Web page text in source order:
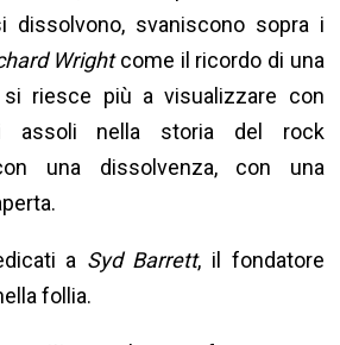
dissolvono, svaniscono sopra i
Wrightcome il ricordo di una
riesce più a visualizzare con
assoli nella storia del rock
una dissolvenza, con una
a Syd Barrett, il fondatore
follia.